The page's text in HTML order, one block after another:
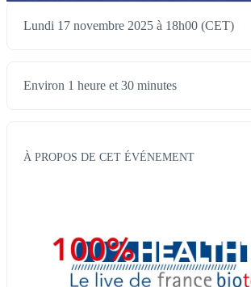
Lundi 17 novembre 2025 à 18h00 (CET)
Environ 1 heure et 30 minutes
À PROPOS DE CET ÉVÉNEMENT